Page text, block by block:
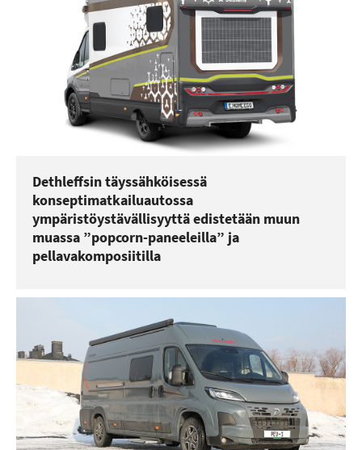
Dethleffsin täyssähköisessä
konseptimatkailuautossa
ympäristöystävällisyyttä edistetään muun
muassa ”popcorn-paneeleilla” ja
pellavakomposiitilla